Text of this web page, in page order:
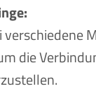
verschiedene
die